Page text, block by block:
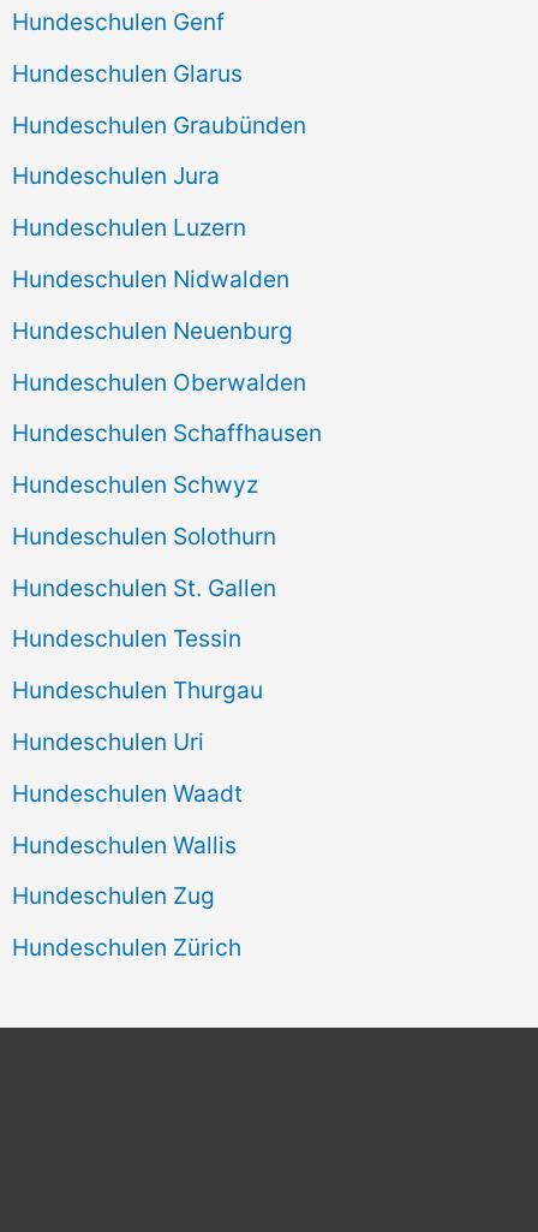
Hundeschulen Genf
Hundeschulen Glarus
Hundeschulen Graubünden
Hundeschulen Jura
Hundeschulen Luzern
Hundeschulen Nidwalden
Hundeschulen Neuenburg
Hundeschulen Oberwalden
Hundeschulen Schaffhausen
Hundeschulen Schwyz
Hundeschulen Solothurn
Hundeschulen St. Gallen
Hundeschulen Tessin
Hundeschulen Thurgau
Hundeschulen Uri
Hundeschulen Waadt
Hundeschulen Wallis
Hundeschulen Zug
Hundeschulen Zürich